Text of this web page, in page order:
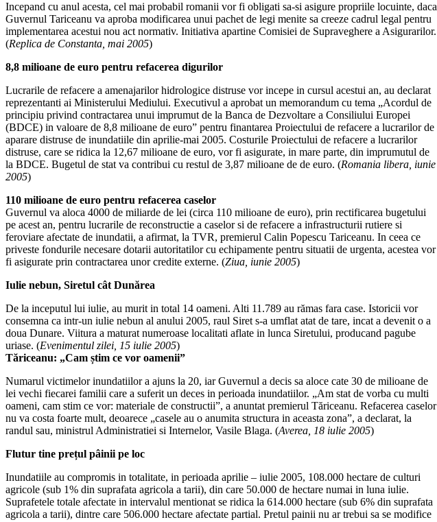
Incepand cu anul acesta, cel mai probabil romanii vor fi obligati sa-si asigure propriile locuinte, daca
Guvernul Tariceanu va aproba modificarea unui pachet de legi menite sa creeze cadrul legal pentru
implementarea acestui nou act normativ. Initiativa apartine Comisiei de Supraveghere a Asigurarilor.
(Replica de Constanta, mai 2005)
8,8 milioane de euro pentru refacerea digurilor
Lucrarile de refacere a amenajarilor hidrologice distruse vor incepe in cursul acestui an, au declarat
reprezentanti ai Ministerului Mediului. Executivul a aprobat un memorandum cu tema „Acordul de
principiu privind contractarea unui imprumut de la Banca de Dezvoltare a Consiliului Europei
(BDCE) in valoare de 8,8 milioane de euro” pentru finantarea Proiectului de refacere a lucrarilor de
aparare distruse de inundatiile din aprilie-mai 2005. Costurile Proiectului de refacere a lucrarilor
distruse, care se ridica la 12,67 milioane de euro, vor fi asigurate, in mare parte, din imprumutul de
la BDCE. Bugetul de stat va contribui cu restul de 3,87 milioane de de euro. (Romania libera, iunie
2005)
110 milioane de euro pentru refacerea caselor
Guvernul va aloca 4000 de miliarde de lei (circa 110 milioane de euro), prin rectificarea bugetului
pe acest an, pentru lucrarile de reconstructie a caselor si de refacere a infrastructurii rutiere si
feroviare afectate de inundatii, a afirmat, la TVR, premierul Calin Popescu Tariceanu. In ceea ce
priveste fondurile necesare dotarii autoritatilor cu echipamente pentru situatii de urgenta, acestea vor
fi asigurate prin contractarea unor credite externe. (Ziua, iunie 2005)
Iulie nebun, Siretul cât Dunărea
De la inceputul lui iulie, au murit in total 14 oameni. Alti 11.789 au rămas fara case. Istoricii vor
consemna ca intr-un iulie nebun al anului 2005, raul Siret s-a umflat atat de tare, incat a devenit o a
doua Dunare. Viitura a maturat numeroase localitati aflate in lunca Siretului, producand pagube
uriase. (Evenimentul zilei, 15 iulie 2005)
Tăriceanu: „Cam știm ce vor oamenii”
Numarul victimelor inundatiilor a ajuns la 20, iar Guvernul a decis sa aloce cate 30 de milioane de
lei vechi fiecarei familii care a suferit un deces in perioada inundatiilor. „Am stat de vorba cu multi
oameni, cam stim ce vor: materiale de constructii”, a anuntat premierul Tăriceanu. Refacerea caselor
nu va costa foarte mult, deoarece „casele au o anumita structura in aceasta zona”, a declarat, la
randul sau, ministrul Administratiei si Internelor, Vasile Blaga. (Averea, 18 iulie 2005)
Flutur tine prețul pâinii pe loc
Inundatiile au compromis in totalitate, in perioada aprilie – iulie 2005, 108.000 hectare de culturi
agricole (sub 1% din suprafata agricola a tarii), din care 50.000 de hectare numai in luna iulie.
Suprafetele totale afectate in intervalul mentionat se ridica la 614.000 hectare (sub 6% din suprafata
agricola a tarii), dintre care 506.000 hectare afectate partial. Pretul painii nu ar trebui sa se modifice